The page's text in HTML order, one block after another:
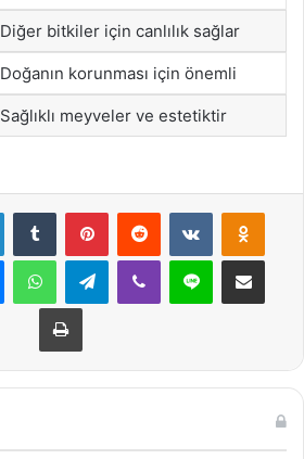
Diğer bitkiler için canlılık sağlar
Doğanın korunması için önemli
Sağlıklı meyveler ve estetiktir
LinkedInTumblr PinterestReddit VKontakte
MessengerWhatsAppTelegramViber Line E-Posta ile
Yazdır